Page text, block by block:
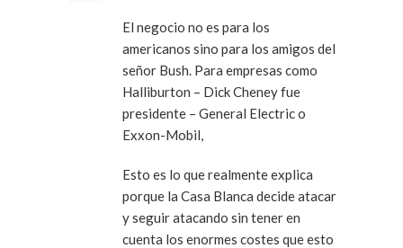
El negocio no es para los
americanos sino para los amigos del
señor Bush. Para empresas como
Halliburton – Dick Cheney fue
presidente – General Electric o
Exxon-Mobil,
Esto es lo que realmente explica
porque la Casa Blanca decide atacar
y seguir atacando sin tener en
cuenta los enormes costes que esto